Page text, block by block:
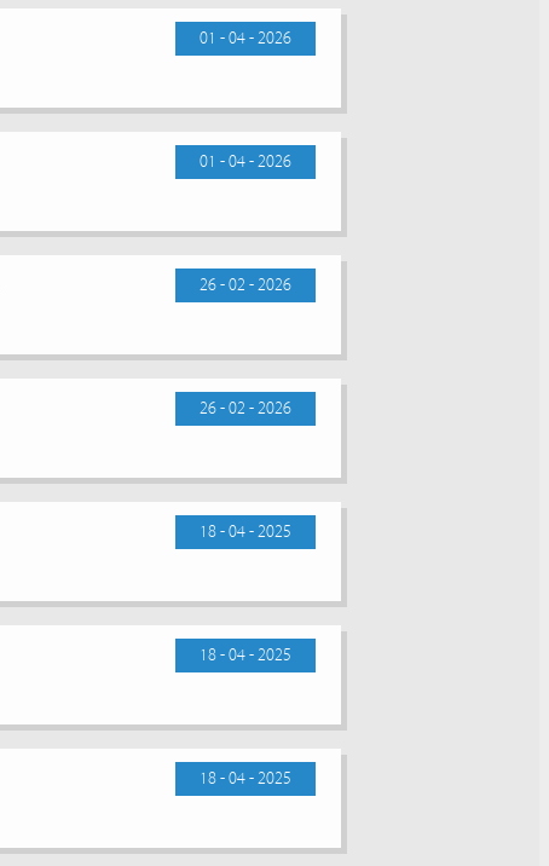
01 - 04 - 2026
01 - 04 - 2026
26 - 02 - 2026
26 - 02 - 2026
18 - 04 - 2025
18 - 04 - 2025
18 - 04 - 2025